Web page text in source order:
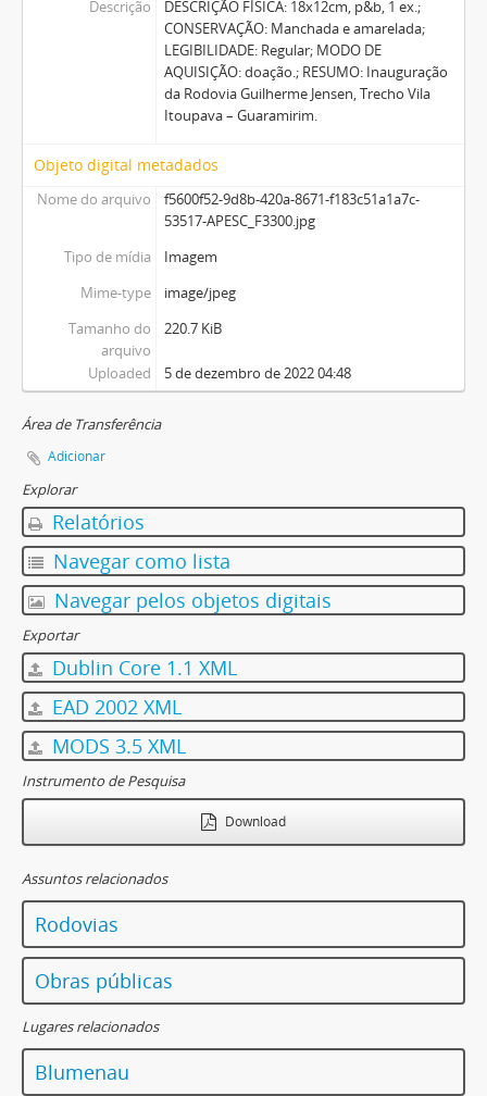
Descrição
DESCRIÇÃO FÍSICA: 18x12cm, p&b, 1 ex.;
CONSERVAÇÃO: Manchada e amarelada;
LEGIBILIDADE: Regular; MODO DE
AQUISIÇÃO: doação.; RESUMO: Inauguração
da Rodovia Guilherme Jensen, Trecho Vila
Itoupava – Guaramirim.
Objeto digital metadados
Nome do arquivo
f5600f52-9d8b-420a-8671-f183c51a1a7c-
53517-APESC_F3300.jpg
Tipo de mídia
Imagem
Mime-type
image/jpeg
Tamanho do
arquivo
220.7 KiB
Uploaded 5 de dezembro de 2022 04:48
Área de Transferência
Adicionar
Explorar
Relatórios
Navegar como lista
Navegar pelos objetos digitais
Exportar
Dublin Core 1.1 XML
EAD 2002 XML
MODS 3.5 XML
Instrumento de Pesquisa
Download
Assuntos relacionados
Rodovias
Obras públicas
Lugares relacionados
Blumenau